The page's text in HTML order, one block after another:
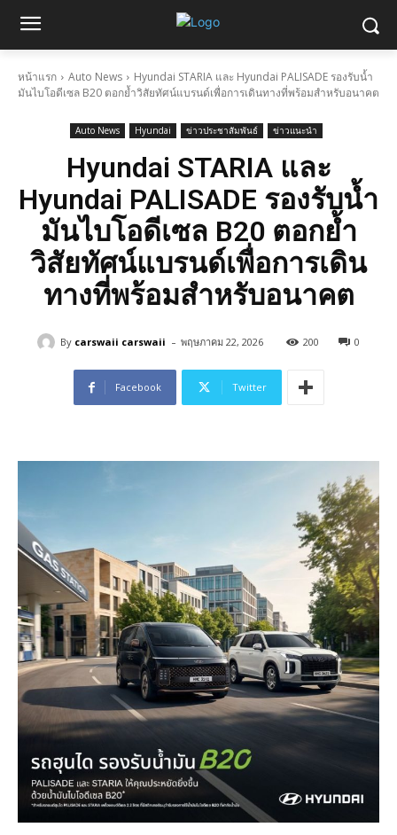
หน้าแรก Auto News
Hyundai STARIA และ Hyundai PALISADE รองรับน้ำ
มันไบโอดีเซล B20 ตอกย้ำวิสัยทัศน์แบรนด์เพื่อการเดินทางที่พร้อมสำหรับอนาคต
Auto News Hyundai ข่าวประชาสัมพันธ์ ข่าวแนะนำ
Hyundai STARIA และ
Hyundai PALISADE รองรับน้ำ
มันไบโอดีเซล B20 ตอกย้ำ
วิสัยทัศน์แบรนด์เพื่อการเดิน
ทางที่พร้อมสำหรับอนาคต
By carswaii carswaii - พฤษภาคม 22, 2026 200 0
Facebook Twitter